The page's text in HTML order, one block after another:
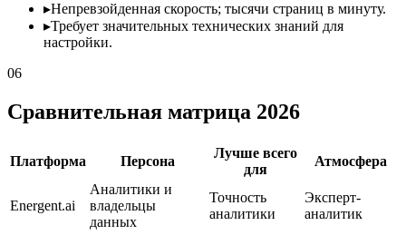
▸Непревзойденная скорость; тысячи страниц в минуту.
▸Требует значительных технических знаний для
настройки.
06
Сравнительная матрица 2026
Платформа Персона
Лучше всего
для
Атмосфера
Energent.ai
Аналитики и
владельцы
данных
Точность
аналитики
Эксперт-
аналитик